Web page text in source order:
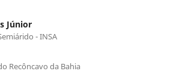
Júnior
- INSA
Recôncavo da Bahia